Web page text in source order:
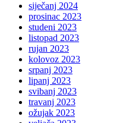
siječanj 2024
prosinac 2023
studeni 2023
listopad 2023
rujan 2023
kolovoz 2023
srpanj 2023
lipanj 2023
svibanj 2023
travanj 2023
ožujak 2023